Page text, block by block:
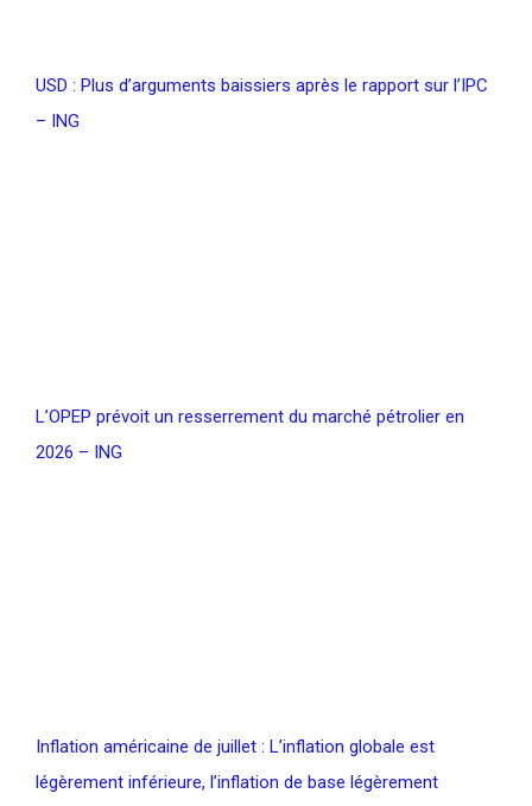
USD : Plus d’arguments baissiers après le rapport sur l’IPC
– ING
L’OPEP prévoit un resserrement du marché pétrolier en
2026 – ING
Inflation américaine de juillet : L’inflation globale est
légèrement inférieure, l’inflation de base légèrement